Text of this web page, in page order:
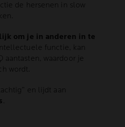
de hersenen in slow
om je in anderen in te
functie, kan
aantasten, waardoor je
wordt.
en lijdt aan